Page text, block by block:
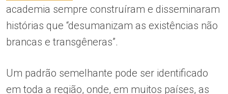
academia sempre construíram e disseminaram
histórias que “desumanizam as existências não
brancas e transgêneras”.
Um padrão semelhante pode ser identificado
em toda a região, onde, em muitos países, as